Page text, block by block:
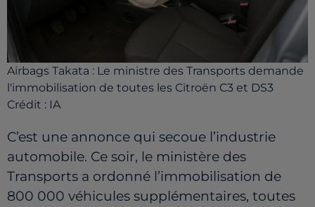
Airbags Takata : Le ministre des Transports demande
l'immobilisation de toutes les Citroën C3 et DS3
Crédit : IA
C’est une annonce qui secoue l’industrie
automobile. Ce soir, le ministère des
Transports a ordonné l’immobilisation de
800 000 véhicules supplémentaires, toutes